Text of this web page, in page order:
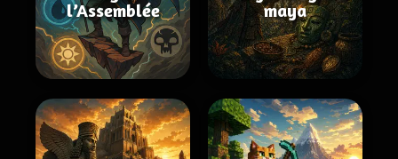
l’Assemblée
maya